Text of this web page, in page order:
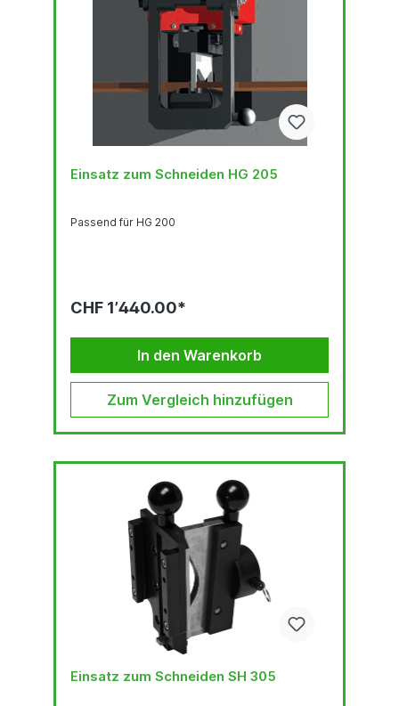
Einsatz zum Schneiden HG 205
Passend für HG 200
CHF 1’440.00*
In den Warenkorb
Zum Vergleich hinzufügen
Einsatz zum Schneiden SH 305